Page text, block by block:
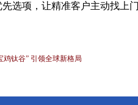
选项，让精准客户主动找上
鸡钛谷” 引领全球新格局